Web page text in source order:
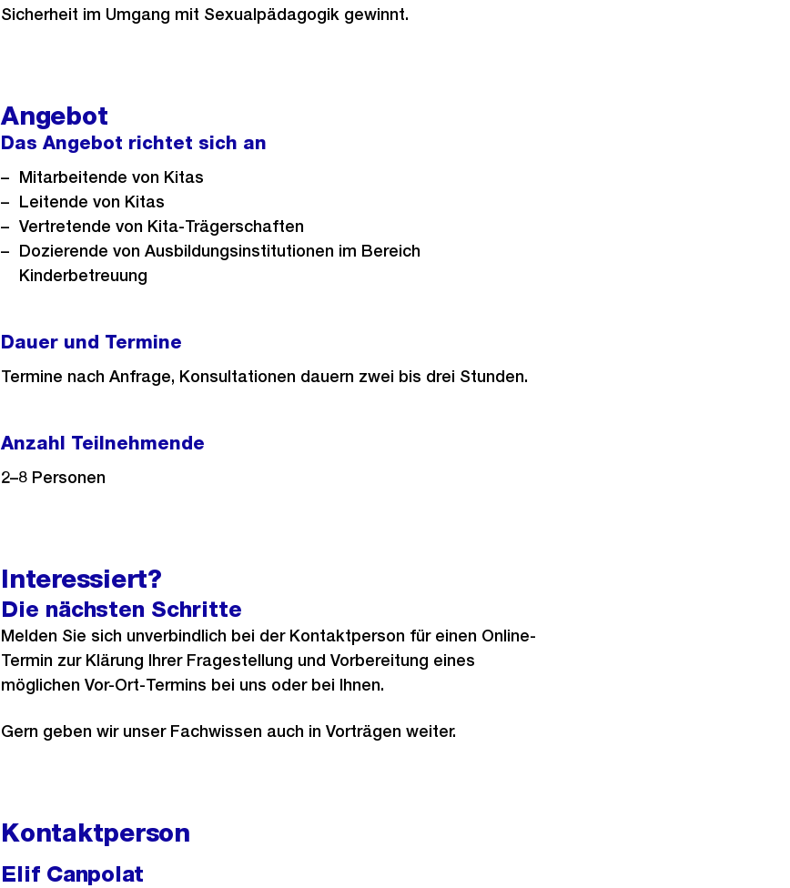
Sicherheit im Umgang mit Sexualpädagogik gewinnt.
Angebot
Das Angebot richtet sich an
Mitarbeitende von Kitas
Leitende von Kitas
Vertretende von Kita-Trägerschaften
Dozierende von Ausbildungsinstitutionen im Bereich
Kinderbetreuung
Dauer und Termine
Termine nach Anfrage, Konsultationen dauern zwei bis drei Stunden.
Anzahl Teilnehmende
2–8 Personen
Interessiert?
Die nächsten Schritte
Melden Sie sich unverbindlich bei der Kontaktperson für einen Online-
Termin zur Klärung Ihrer Fragestellung und Vorbereitung eines
möglichen Vor-Ort-Termins bei uns oder bei Ihnen.
Gern geben wir unser Fachwissen auch in Vorträgen weiter.
Kontaktperson
Elif Canpolat